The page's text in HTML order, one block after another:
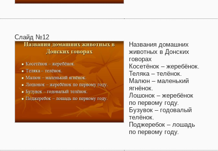
Слайд №12
Названия домашних
животных в Донских
говорах
Косетёнок – жеребёнок.
Теляка – телёнок.
Малюн – маленький
ягнёнок.
Лошонок – жеребёнок
по первому году.
Бузувок – годовалый
телёнок.
Поджеребок – лошадь
по первому году.